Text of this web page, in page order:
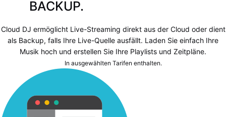
BACKUP.
Cloud DJ ermöglicht Live-Streaming direkt aus der Cloud oder dient
als Backup, falls Ihre Live-Quelle ausfällt. Laden Sie einfach Ihre
Musik hoch und erstellen Sie Ihre Playlists und Zeitpläne.
In ausgewählten Tarifen enthalten.